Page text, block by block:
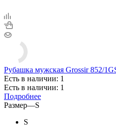
Рубашка мужская Grossir 852/
Есть в наличии: 1
Есть в наличии: 1
Подробнее
Размер—S
S